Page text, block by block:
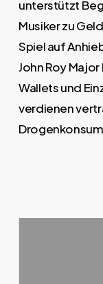
unterstützt
Musiker zu
Spiel auf
John Roy
Wallets und
verdienen